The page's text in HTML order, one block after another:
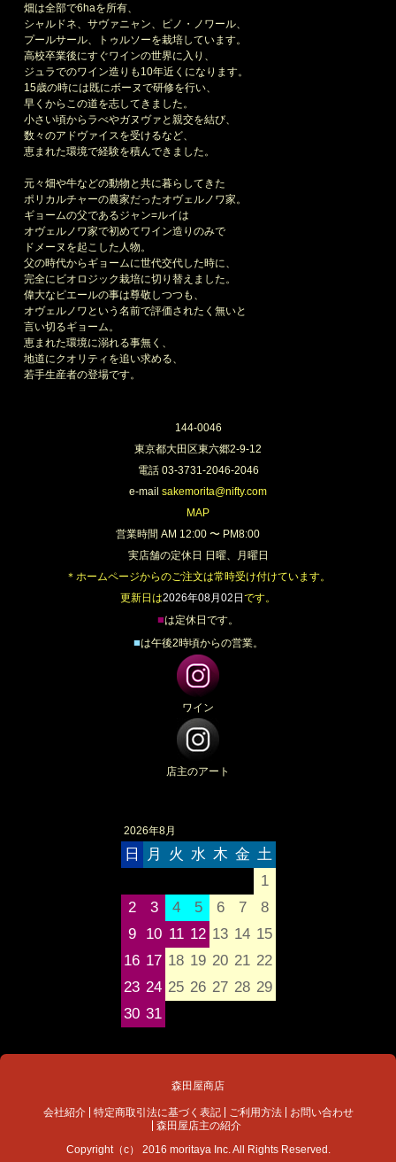
畑は全部で6haを所有、
シャルドネ、サヴァニャン、ピノ・ノワール、
プールサール、トゥルソーを栽培しています。
高校卒業後にすぐワインの世界に入り、
ジュラでのワイン造りも10年近くになります。
15歳の時には既にボーヌで研修を行い、
早くからこの道を志してきました。
小さい頃からラべやガヌヴァと親交を結び、
数々のアドヴァイスを受けるなど、
恵まれた環境で経験を積んできました。
元々畑や牛などの動物と共に暮らしてきた
ポリカルチャーの農家だったオヴェルノワ家。
ギョームの父であるジャン=ルイは
オヴェルノワ家で初めてワイン造りのみで
ドメーヌを起こした人物。
父の時代からギョームに世代交代した時に、
完全にビオロジック栽培に切り替えました。
偉大なピエールの事は尊敬しつつも、
オヴェルノワという名前で評価されたく無いと
言い切るギョーム。
恵まれた環境に溺れる事無く、
地道にクオリティを追い求める、
若手生産者の登場です。
144-0046
東京都大田区東六郷2-9-12
電話 03-3731-2046-2046
e-mail sakemorita@nifty.com
MAP
営業時間 AM 12:00 〜 PM8:00
実店舗の定休日 日曜、月曜日
＊ホームページからのご注文は常時受け付けています。
更新日は2026年08月02日 です。
■は定休日です。
■は午後2時頃からの営業。
ワイン
店主のアート
2026年8月
日 月 火 水 木 金 土
1
2
3 4 5 6 7
8
9
10 11 12 13 14 15
16 17 18 19 20 21 22
23 24 25 26 27 28 29
30 31
森田屋商店
会社紹介 特定商取引法に基づく表記 ご利用方法
お問い合わせ
森田屋店主の紹介
Copyright（c） 2016 moritaya Inc. All Rights Reserved.